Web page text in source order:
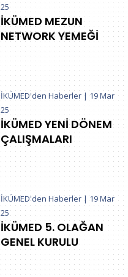
25
İKÜMED MEZUN
NETWORK YEMEĞİ
İKÜMED'den Haberler |19 Mar
25
İKÜMED YENİ DÖNEM
ÇALIŞMALARI
İKÜMED'den Haberler |19 Mar
25
İKÜMED 5. OLAĞAN
GENEL KURULU